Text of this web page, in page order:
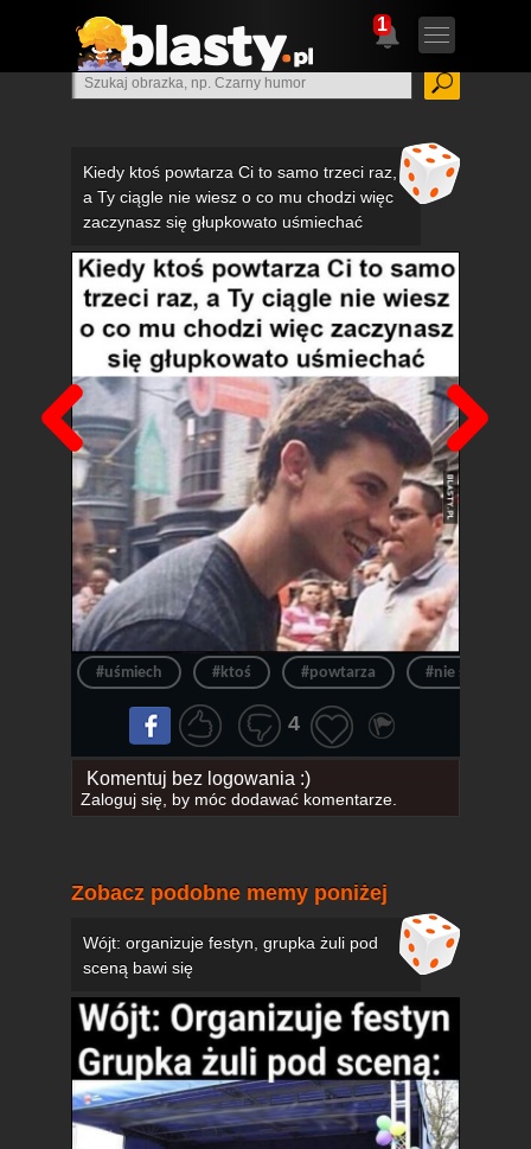
1
Kiedy ktoś powtarza Ci to samo trzeci raz,
a Ty ciągle nie wiesz o co mu chodzi więc
zaczynasz się głupkowato uśmiechać
Poprzedni
#uśmiech #ktoś #powtarza #nie słyszy
4
Komentuj bez logowania :)
Zaloguj się, by móc dodawać komentarze.
Zobacz podobne memy poniżej
Wójt: organizuje festyn, grupka żuli pod
sceną bawi się